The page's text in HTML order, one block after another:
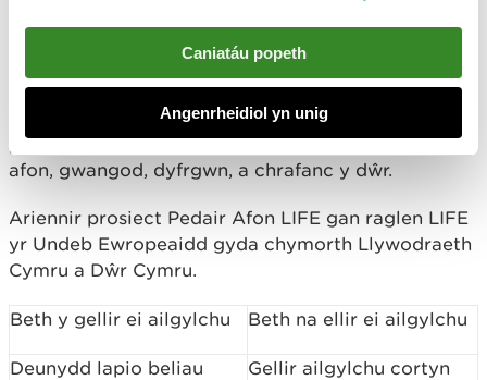
Caniatáu popeth
Angenrheidiol yn unig
Wysg wedi’u dosbarthu’nardaloedd cadwraeth
arbennig,sy’n golygu eu bod o bwysigrwydd
rhyngwladol oherwydd eu bywyd gwyllt a’u
planhigion, megis eogiaid, llysywod pendoll yr
afon, gwangod, dyfrgwn, a chrafanc y dŵr.
Ariennir prosiect Pedair Afon LIFE gan raglen LIFE
yr Undeb Ewropeaidd gyda chymorth Llywodraeth
Cymru a Dŵr Cymru.
Beth y gellir ei ailgylchu Beth na ellir ei ailgylchu
Deunydd lapio beliau
Gellir ailgylchu cortyn